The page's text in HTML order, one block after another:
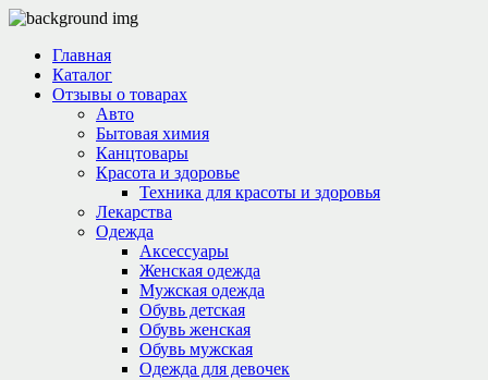
Главная
Каталог
Отзывы о товарах
Авто
Бытовая химия
Канцтовары
Красота и здоровье
Техника для красоты и здоровья
Лекарства
Одежда
Аксессуары
Женская одежда
Мужская одежда
Обувь детская
Обувь женская
Обувь мужская
Одежда для девочек